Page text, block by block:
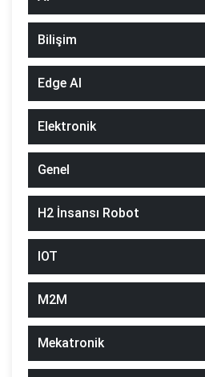
Bilişim
Edge AI
Elektronik
Genel
H2 İnsansı Robot
IOT
M2M
Mekatronik